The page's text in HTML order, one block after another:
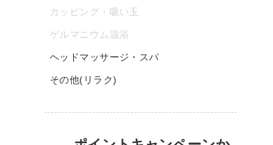
カッピング・吸い玉
ゲルマニウム温浴
ヘッドマッサージ・スパ
その他(リラク)